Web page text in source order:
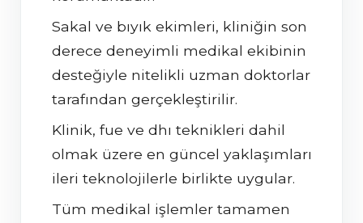
sakal ve bıyık ekimleri, kliniğin son
derece deneyimli medikal ekibinin
desteğiyle nitelikli uzman doktorlar
tarafından gerçekleştirilir.
klinik, fue ve dhi teknikleri dahil
olmak üzere en güncel yaklaşımları
ileri teknolojilerle birlikte uygular.
tüm medikal işlemler tamamen